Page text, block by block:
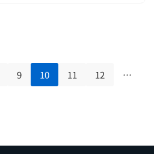
9 10 11 12
…